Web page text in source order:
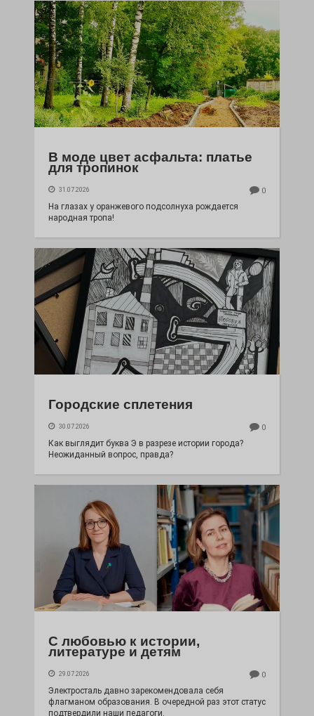
В моде цвет асфальта: платье
для тропинок
31.07.2026 0
На глазах у оранжевого подсолнуха рождается
народная тропа!
Городские сплетения
30.07.2026 0
Как выглядит буква Э в разрезе истории города?
Неожиданный вопрос, правда?
С любовью к истории,
литературе и детям
29.07.2026 0
Электросталь давно зарекомендовала себя
флагманом образования. В очередной раз этот статус
подтвердили наши педагоги.